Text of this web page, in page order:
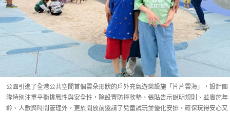
公園引進了全港公共空間首個雲朵形狀的戶外充氣遊樂設施「片片雲海」，設計團
隊特別注重平衡挑戰性與安全性，除設置防撞軟墊、張貼告示說明規則、並實施年
齡、人數與時間管理外，更於開放前邀請了兒童試玩並優化安排，確保玩得安心又